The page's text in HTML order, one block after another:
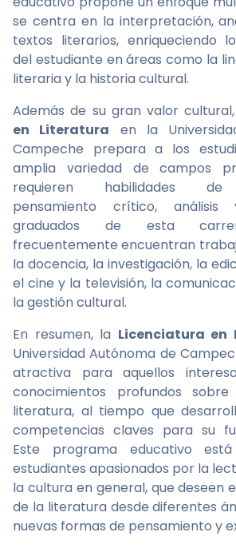
se centra en la interpretación,
textos literarios, enriqueciendo
del estudiante en áreas como la
literaria y la historia cultural.
Además de su gran valor
en Literatura en la
Campeche prepara a los
amplia variedad de campos
requieren habilidades de
pensamiento crítico, análisis
graduados de esta
frecuentemente encuentran
la docencia, la investigación, la
el cine y la televisión, la
la gestión cultural.
En resumen, la Licenciatura en
Universidad Autónoma de
atractiva para aquellos
conocimientos profundos
literatura, al tiempo que
competencias claves para su
Este programa educativo
estudiantes apasionados por la
la cultura en general, que deseen
de la literatura desde diferentes
nuevas formas de pensamiento y